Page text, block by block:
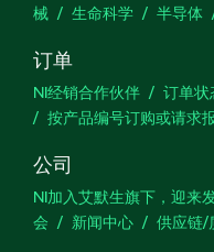
械
生命科学 半导体
订单
NI经销合作伙伴 订单
按产品编号订购或请求
公司
NI加入艾默生旗下，迎来
会
新闻中心 供应链/